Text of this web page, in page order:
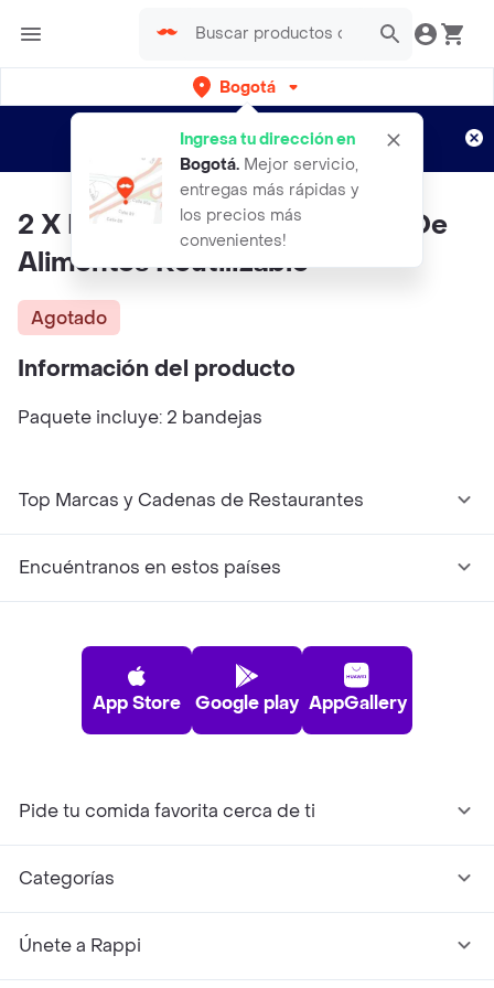
Bogotá
Ingresa tu dirección en
Bogotá. Mejor servicio,
entregas más rápidas y
los precios más
convenientes!
envíos gratis por semanas
Aplican TyC
2 X Bandeja De Conservación De
Alimentos Reutilizable
Agotado
Información del producto
Paquete incluye: 2 bandejas
Top Marcas y Cadenas de Restaurantes
Encuéntranos en estos países
App Store Google play AppGallery
Pide tu comida favorita cerca de ti
Categorías
Únete a Rappi